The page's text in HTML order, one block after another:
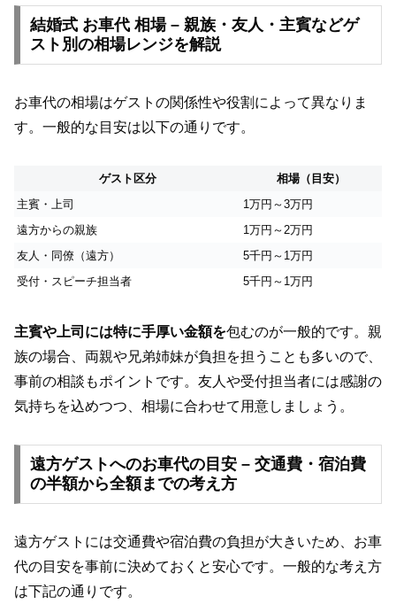
結婚式 お車代 相場 – 親族・友人・主賓などゲ
スト別の相場レンジを解説
お車代の相場はゲストの関係性や役割によって異なりま
す。一般的な目安は以下の通りです。
ゲスト区分
相場（目安）
主賓・上司
1万円～3万円
遠方からの親族
1万円～2万円
友人・同僚（遠方）
5千円～1万円
受付・スピーチ担当者
5千円～1万円
主賓や上司には特に手厚い金額を包むのが一般的です。親
族の場合、両親や兄弟姉妹が負担を担うことも多いので、
事前の相談もポイントです。友人や受付担当者には感謝の
気持ちを込めつつ、相場に合わせて用意しましょう。
遠方ゲストへのお車代の目安 – 交通費・宿泊費
の半額から全額までの考え方
遠方ゲストには交通費や宿泊費の負担が大きいため、お車
代の目安を事前に決めておくと安心です。一般的な考え方
は下記の通りです。